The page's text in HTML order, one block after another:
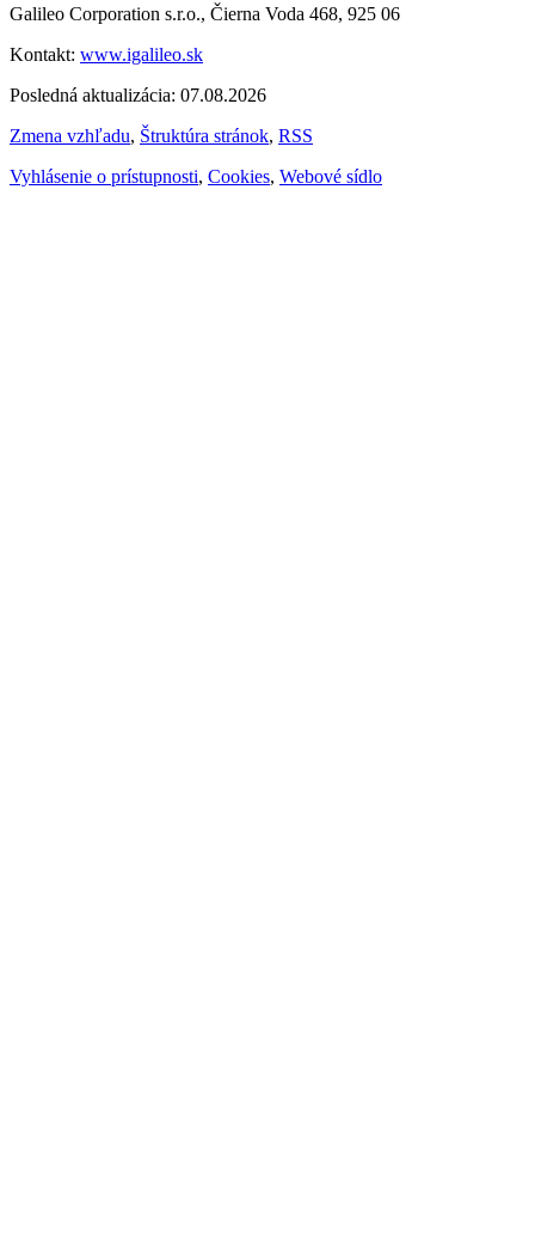
Galileo Corporation s.r.o., Čierna Voda 468, 925 06
Kontakt: www.igalileo.sk
Posledná aktualizácia: 07.08.2026
Zmena vzhľadu, Štruktúra stránok, RSS
Vyhlásenie o prístupnosti, Cookies, Webové sídlo